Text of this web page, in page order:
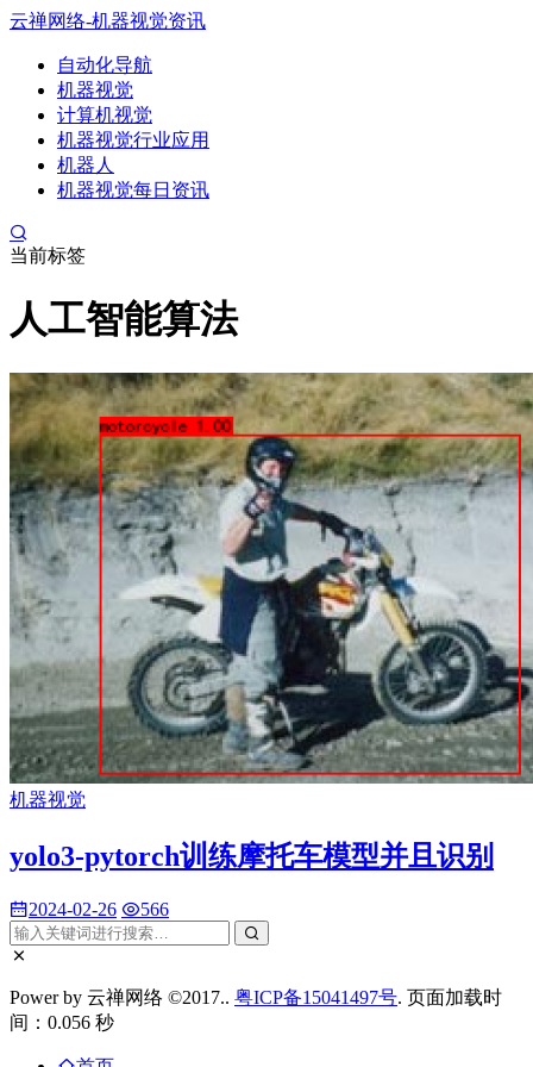
云禅网络-机器视觉资讯
自动化导航
机器视觉
计算机视觉
机器视觉行业应用
机器人
机器视觉每日资讯
当前标签
人工智能算法
机器视觉
yolo3-pytorch训练摩托车模型并且识别
2024-02-26 566
Power by 云禅网络 ©2017.. 粤ICP备15041497号. 页面加载时
间：0.056 秒